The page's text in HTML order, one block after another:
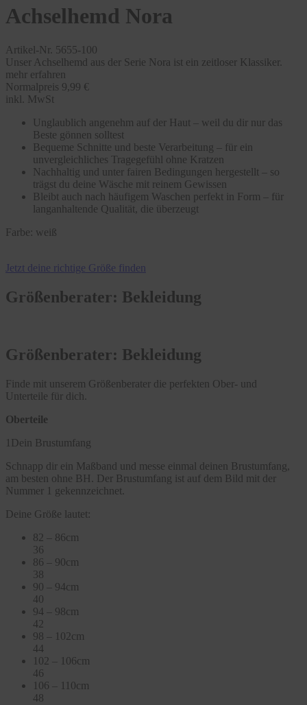
Achselhemd Nora
Artikel-Nr. 5655-100
Unser Achselhemd aus der Serie Nora ist ein zeitloser Klassiker.
mehr erfahren
Normalpreis 9,99 €
inkl. MwSt
Unglaublich angenehm auf der Haut – weil du dir nur das
Beste gönnen solltest
Bequeme Schnitte und beste Verarbeitung – für ein
unvergleichliches Tragegefühl ohne Kratzen
Nachhaltig und unter fairen Bedingungen hergestellt – so
trägst du deine Wäsche mit reinem Gewissen
Bleibt auch nach häufigem Waschen perfekt in Form – für
langanhaltende Qualität, die überzeugt
Farbe: weiß
Jetzt deine richtige Größe finden
Größenberater: Bekleidung
Größenberater: Bekleidung
Finde mit unserem Größenberater die perfekten Ober- und
Unterteile für dich.
Oberteile
1 Dein Brustumfang
Schnapp dir ein Maßband und messe einmal deinen Brustumfang,
am besten ohne BH. Der Brustumfang ist auf dem Bild mit der
Nummer 1 gekennzeichnet.
Deine Größe lautet:
82 – 86cm
36
86 – 90cm
38
90 – 94cm
40
94 – 98cm
42
98 – 102cm
44
102 – 106cm
46
106 – 110cm
48